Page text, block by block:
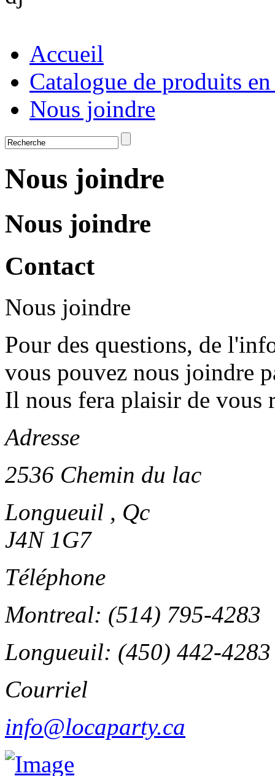
Accueil
Catalogue de produits
Nous joindre
Nous joindre
Nous joindre
Contact
Nous joindre
Pour des questions, de
vous pouvez nous joindre
Il nous fera plaisir de vous
Adresse
2536 Chemin du lac
Longueuil , Qc
J4N 1G7
Téléphone
Montreal: (514) 795-4283
Longueuil: (450) 442-4283
Courriel
info@locaparty.ca